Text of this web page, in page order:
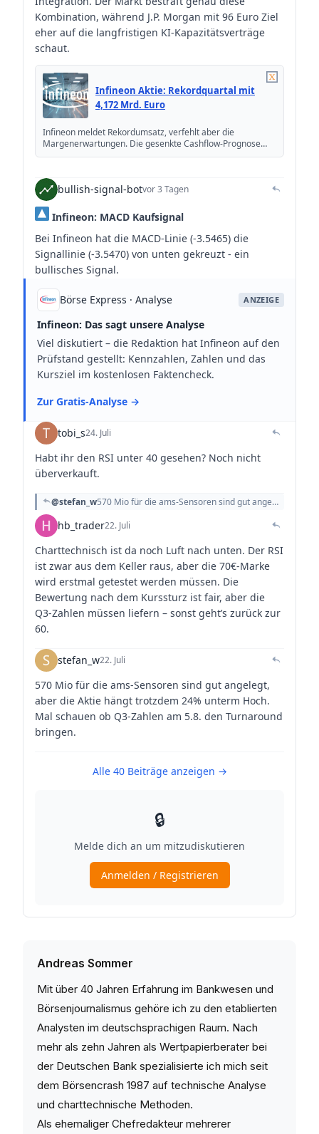
Andreas Sommer
Mit über 40 Jahren Erfahrung im Bankwesen und
Börsenjournalismus gehöre ich zu den etablierten
Analysten im deutschsprachigen Raum. Nach
mehr als zehn Jahren als Wertpapierberater bei
der Deutschen Bank spezialisierte ich mich seit
dem Börsencrash 1987 auf technische Analyse
und charttechnische Methoden.
Als ehemaliger Chefredakteur mehrerer